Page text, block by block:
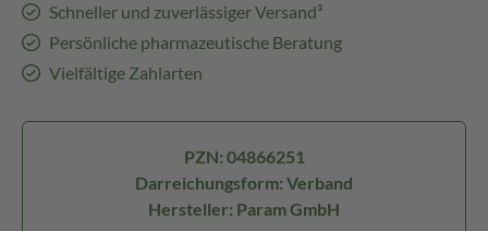
Schneller und zuverlässiger Versand³
Persönliche pharmazeutische Beratung
Vielfältige Zahlarten
PZN: 04866251
Darreichungsform: Verband
Hersteller: Param GmbH